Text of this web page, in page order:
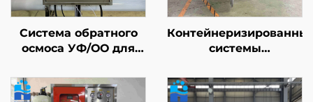
Система обратного
осмоса УФ/ОО для
повторного
использования воды,
системы
сертифицированные
по стандартам CE/ISO